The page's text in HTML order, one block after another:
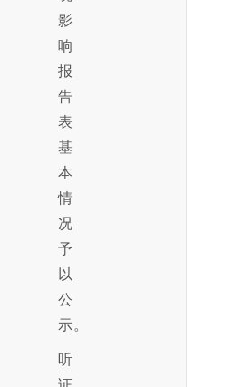
影
响
报
告
表
基
本
情
况
予
以
公
示。
听